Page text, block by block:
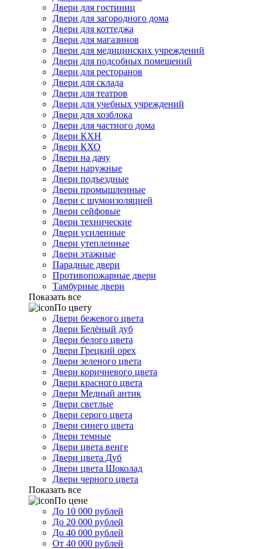
Двери для гостиниц
Двери для загородного дома
Двери для коттеджа
Двери для магазинов
Двери для медицинских учреждений
Двери для подсобных помещений
Двери для ресторанов
Двери для склада
Двери для театров
Двери для учебных учреждений
Двери для хозблока
Двери для частного дома
Двери КХН
Двери КХО
Двери на дачу
Двери наружные
Двери подъездные
Двери промышленные
Двери с шумоизоляцией
Двери сейфовые
Двери технические
Двери усиленные
Двери утепленные
Двери этажные
Парадные двери
Противопожарные двери
Тамбурные двери
Показать все
По цвету
Двери бежевого цвета
Двери Белёный дуб
Двери белого цвета
Двери Грецкий орех
Двери зеленого цвета
Двери коричневого цвета
Двери красного цвета
Двери Медный антик
Двери светлые
Двери серого цвета
Двери синего цвета
Двери темные
Двери цвета венге
Двери цвета Дуб
Двери цвета Шоколад
Двери черного цвета
Показать все
По цене
До 10 000 рублей
До 20 000 рублей
До 40 000 рублей
От 40 000 рублей